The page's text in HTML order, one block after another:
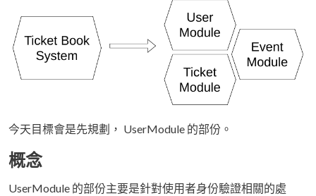
今天目標會是先規劃， UserModule 的部份。
概念
UserModule 的部份主要是針對使用者身份驗證相關的處